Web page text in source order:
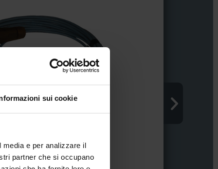
sui cookie
e per analizzare il
partner che si occupano